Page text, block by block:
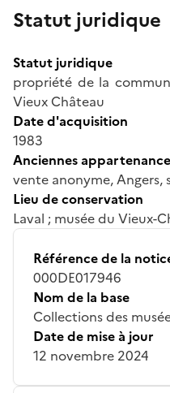
Statut juridique
Statut juridique
propriété de la
Vieux Château
Date d'acquisition
1983
Anciennes
vente anonyme, Angers,
Lieu de conservation
Laval ; musée du Vieux-
Référence de la
000DE017946
Nom de la base
Collections des
Date de mise à jour
12 novembre 2024